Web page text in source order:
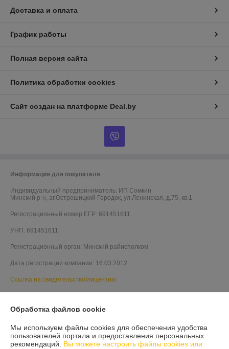
Доставка и оплата
График работы
Полная версия сайта
Политика обработки cookies
Сайт создан на платформе Deal.by
Информация для покупателя
Индивидуальный предприниматель: ИП Сомкин
Минский р-н, аг.Острошицкий Городок, ул.Ленинская, д.75, кв.1
Регистрационный номер ЕГР: 691451611
УНП: 691451611
Регистрационный орган: Минский райисполком
Дата регистрации компании: 16.03.2012
Ссылка на свидетельство/лицензию
Обработка файлов cookie
Мы используем файлы cookies для обеспечения удобства
пользователей портала и предоставления персональных
рекомендаций. Вы можете настроить файлы cookies или